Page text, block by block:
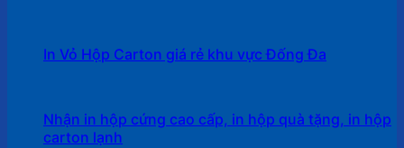
In Vỏ Hộp Carton giá rẻ khu vực Đống Đa
Nhận in hộp cứng cao cấp, in hộp quà tặng, in hộp
carton lạnh